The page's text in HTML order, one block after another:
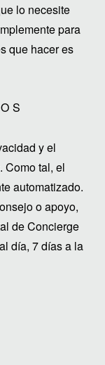
lo necesite
para
que hacer es
y el
Como tal, el
automatizado.
o apoyo,
de Concierge
día, 7 días a la